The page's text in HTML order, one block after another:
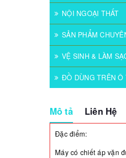
NỘI NGOẠI THẤT
SẢN PHẨM
VỆ SINH & LÀM
ĐỒ DÙNG TRÊN Ô
Mô tả Liên Hệ
Đặc điểm:
Máy có chiết áp vặn